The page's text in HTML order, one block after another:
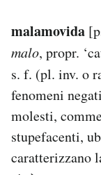
malamovida
malo, propr.
s. f. (pl. inv. o
fenomeni
molesti,
stupefacenti,
caratterizzano